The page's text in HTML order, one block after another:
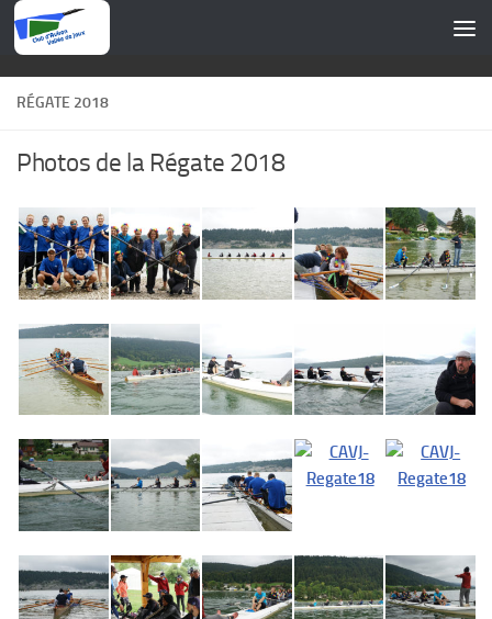
Skip to content
RÉGATE 2018
Photos de la Régate 2018